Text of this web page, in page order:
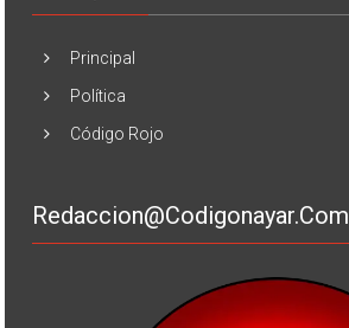
Principal
Política
Código Rojo
Redaccion@codigonayar.com